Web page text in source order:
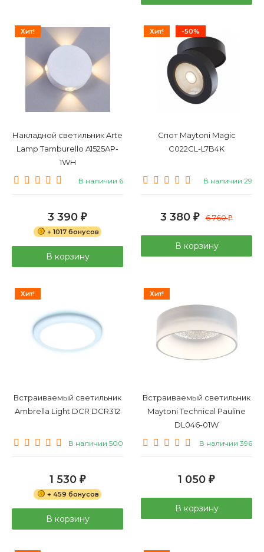
Хит!
Накладной светильник Arte
Lamp Tamburello A1525AP-
1WH
В наличии 6
3 390 ₽
+ 1017 бонусов
В корзину
Хит! -50%
Спот Maytoni Magic
C022CL-L7B4K
В наличии 29
3 380 ₽ 6 760₽
В корзину
Хит!
Встраиваемый светильник
Ambrella Light DCR DCR312
В наличии 500
1 530 ₽
+ 459 бонусов
В корзину
Хит!
Встраиваемый светильник
Maytoni Technical Pauline
DL046-01W
В наличии 396
1 050 ₽
В корзину